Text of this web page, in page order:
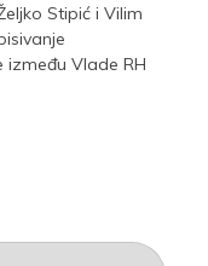
Stipić i Vilim
Vlade RH